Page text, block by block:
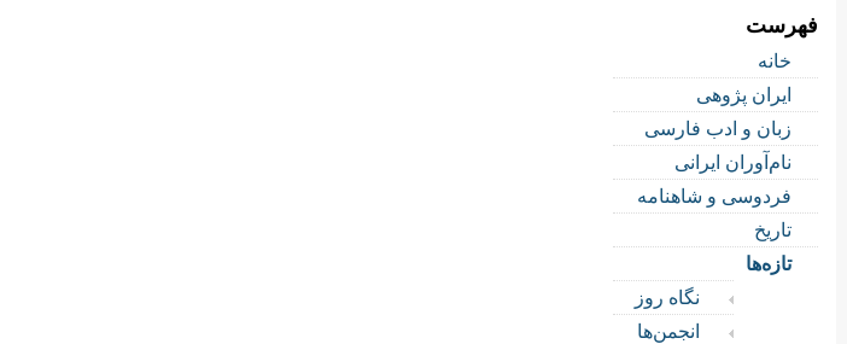
فهرست
خانه
ایران پژوهی
زبان و ادب فارسی
نام‌آوران ایرانی
فردوسی و شاهنامه
تاریخ
تازه‌ها
نگاه روز
انجمن‌ها